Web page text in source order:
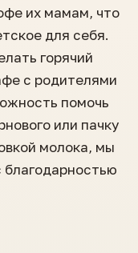
их мамам, что
для себя.
горячий
с родителями
помочь
или пачку
молока, мы
благодарностью